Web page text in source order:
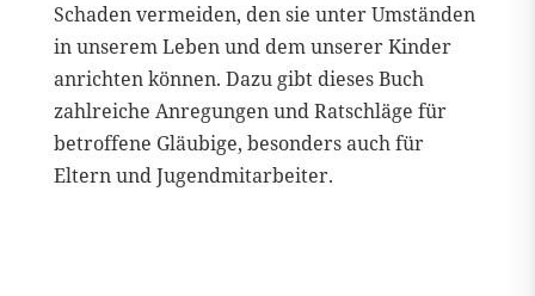
Schaden vermeiden, den sie unter Umständen
in unserem Leben und dem unserer Kinder
anrichten können. Dazu gibt dieses Buch
zahlreiche Anregungen und Ratschläge für
betroffene Gläubige, besonders auch für
Eltern und Jugendmitarbeiter.